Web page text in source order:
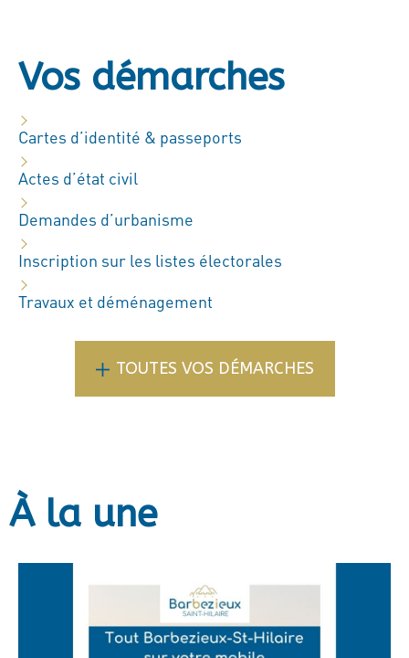
Vos démarches
Cartes d’identité & passeports
Actes d’état civil
Demandes d’urbanisme
Inscription sur les listes électorales
Travaux et déménagement
TOUTES VOS DÉMARCHES
À la une